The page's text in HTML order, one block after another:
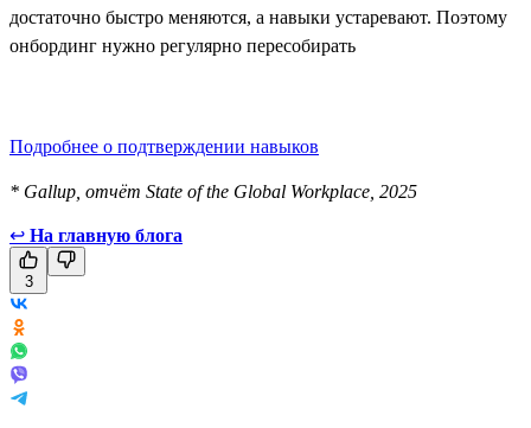
достаточно быстро меняются, а навыки устаревают. Поэтому
онбординг нужно регулярно пересобирать
Подробнее о подтверждении навыков
* Gallup, отчёт State of the Global Workplace, 2025
↩ На главную блога
3